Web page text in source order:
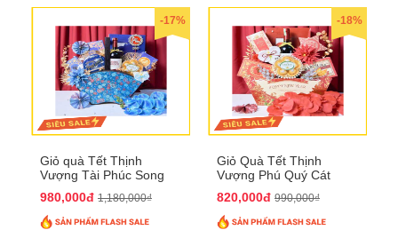
-17%
Giỏ quà Tết Thịnh
Vượng Tài Phúc Song
980,000đ 1,180,000₫
-18%
Giỏ Quà Tết Thịnh
Vượng Phú Quý Cát
820,000đ 990,000₫